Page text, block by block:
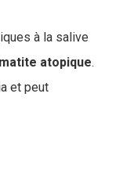
à la salive
atopique.
et peut